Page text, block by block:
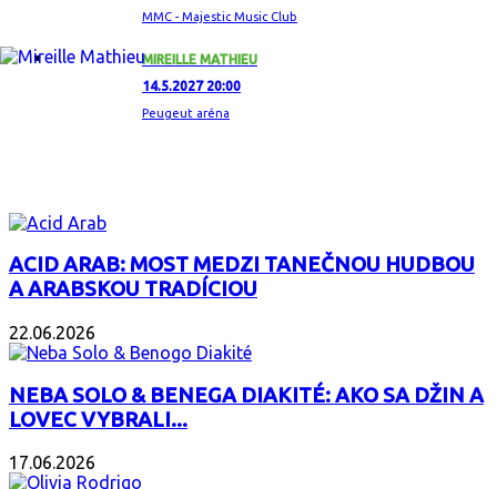
MMC - Majestic Music Club
MIREILLE MATHIEU
14.5.2027 20:00
Peugeut aréna
ACID ARAB: MOST MEDZI TANEČNOU HUDBOU
A ARABSKOU TRADÍCIOU
22.06.2026
NEBA SOLO & BENEGA DIAKITÉ: AKO SA DŽIN A
LOVEC VYBRALI...
17.06.2026